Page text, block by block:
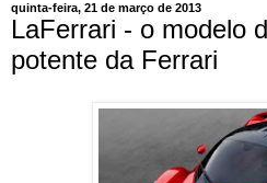
quinta-feira, 21 de março de 2013
LaFerrari - o modelo
potente da Ferrari